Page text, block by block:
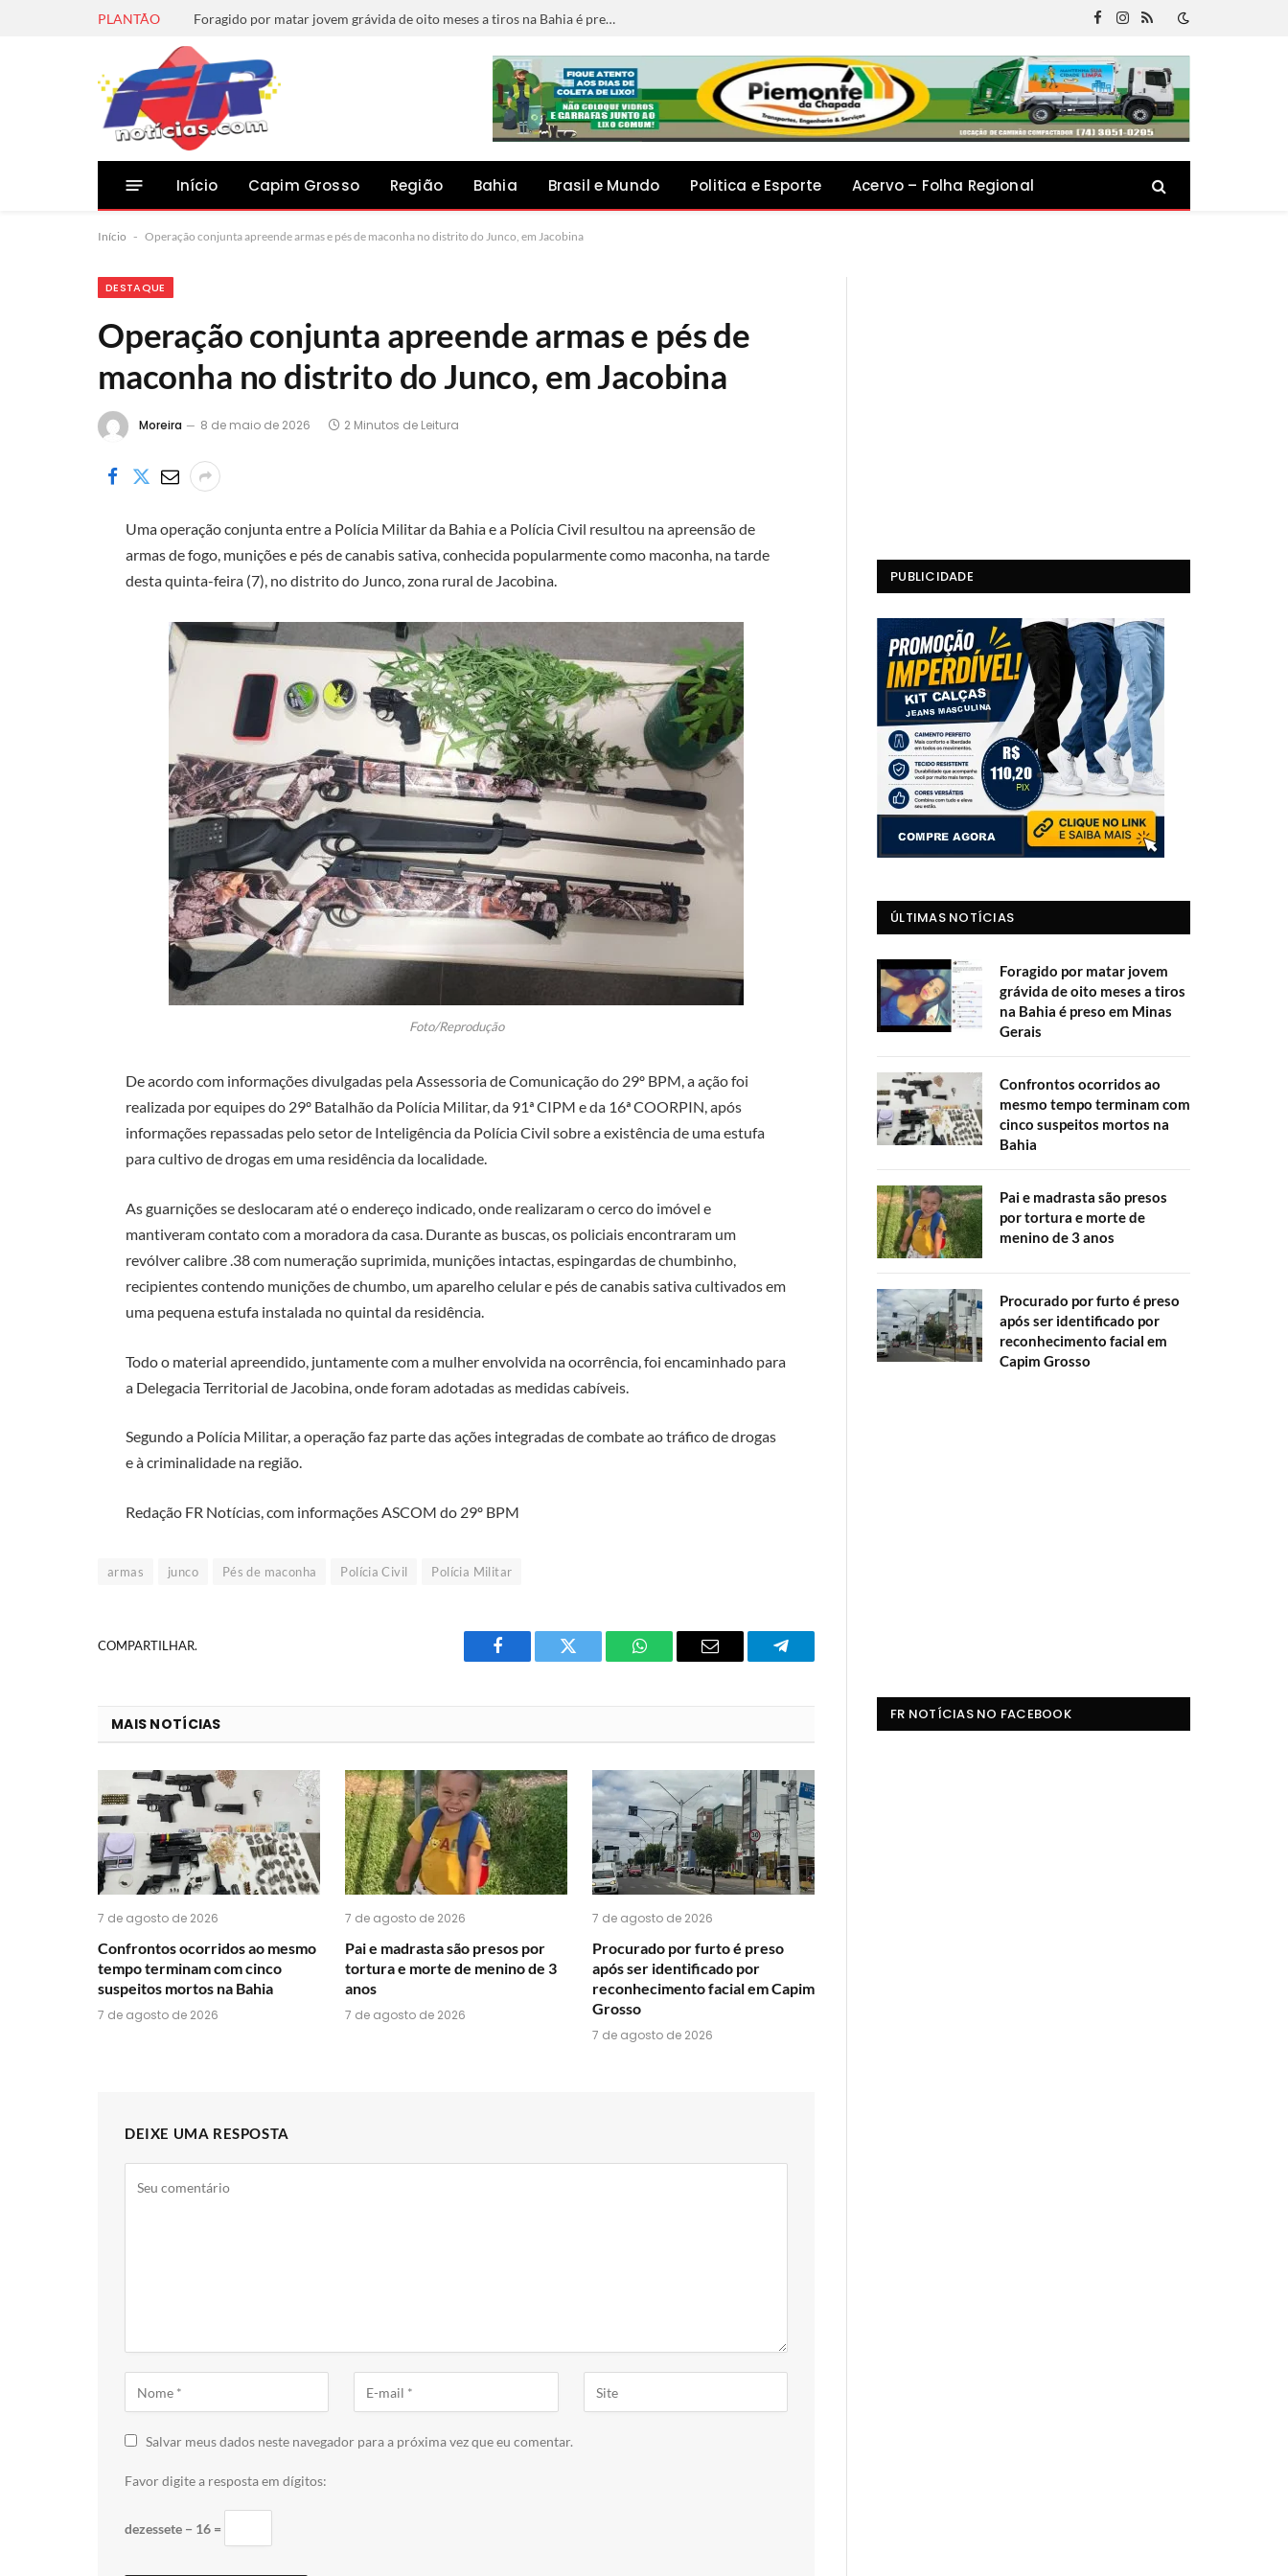
PLANTÃO Foragido por matar jovem grávida de oito meses a tiros na Bahia é preso em Minas Gerais
Facebook
Instagram
RSS
Início Capim Grosso Região Bahia Brasil e Mundo Politica e Esporte Acervo – Folha Regional
Início - Operação conjunta apreende armas e pés de maconha no distrito do Junco, em Jacobina
DESTAQUE
Operação conjunta apreende armas e pés de
maconha no distrito do Junco, em Jacobina
Moreira 8 de maio de 2026 2 Minutos de Leitura
Uma operação conjunta entre a Polícia Militar da Bahia e a Polícia Civil resultou na apreensão de
armas de fogo, munições e pés de canabis sativa, conhecida popularmente como maconha, na tarde
desta quinta-feira (7), no distrito do Junco, zona rural de Jacobina.
Foto/Reprodução
De acordo com informações divulgadas pela Assessoria de Comunicação do 29º BPM, a ação foi
realizada por equipes do 29º Batalhão da Polícia Militar, da 91ª CIPM e da 16ª COORPIN, após
informações repassadas pelo setor de Inteligência da Polícia Civil sobre a existência de uma estufa
para cultivo de drogas em uma residência da localidade.
As guarnições se deslocaram até o endereço indicado, onde realizaram o cerco do imóvel e
mantiveram contato com a moradora da casa. Durante as buscas, os policiais encontraram um
revólver calibre .38 com numeração suprimida, munições intactas, espingardas de chumbinho,
recipientes contendo munições de chumbo, um aparelho celular e pés de canabis sativa cultivados em
uma pequena estufa instalada no quintal da residência.
Todo o material apreendido, juntamente com a mulher envolvida na ocorrência, foi encaminhado para
a Delegacia Territorial de Jacobina, onde foram adotadas as medidas cabíveis.
Segundo a Polícia Militar, a operação faz parte das ações integradas de combate ao tráfico de drogas
e à criminalidade na região.
Redação FR Notícias, com informações ASCOM do 29º BPM
armas junco Pés de maconha Polícia Civil Polícia Militar
COMPARTILHAR.
Facebook Twitter
O
do
WhatsApp?
E-
Telegrama
MAIS NOTÍCIAS
7 de agosto de 2026
Confrontos ocorridos ao mesmo
tempo terminam com cinco
suspeitos mortos na Bahia
7 de agosto de 2026
7 de agosto de 2026
Pai e madrasta são presos por
tortura e morte de menino de 3
anos
7 de agosto de 2026
7 de agosto de 2026
Procurado por furto é preso
após ser identificado por
reconhecimento facial em Capim
Grosso
7 de agosto de 2026
DEIXE UMA RESPOSTA
Salvar meus dados neste navegador para a próxima vez que eu comentar.
Favor digite a resposta em dígitos:
dezessete − 16 =
PUBLICIDADE
ÚLTIMAS NOTÍCIAS
Foragido por matar jovem
grávida de oito meses a tiros
na Bahia é preso em Minas
Gerais
Confrontos ocorridos ao
mesmo tempo terminam com
cinco suspeitos mortos na
Bahia
Pai e madrasta são presos
por tortura e morte de
menino de 3 anos
Procurado por furto é preso
após ser identificado por
reconhecimento facial em
Capim Grosso
FR NOTÍCIAS NO FACEBOOK